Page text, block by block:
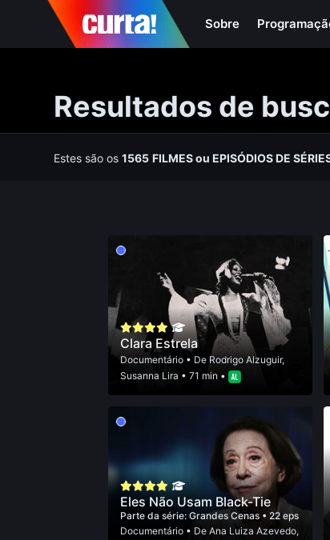
Sobre
Resultados de
Estes são os1565 FILMESou EPISÓDIOS DE
Clara Estrela
Documentário• De Rodrigo Alzuguir,
Susanna Lira • 71 min •
Eles Não Usam Black-Tie
Parte da série: Grandes Cenas • 22 eps
Documentário• De Ana Luiza Azevedo,